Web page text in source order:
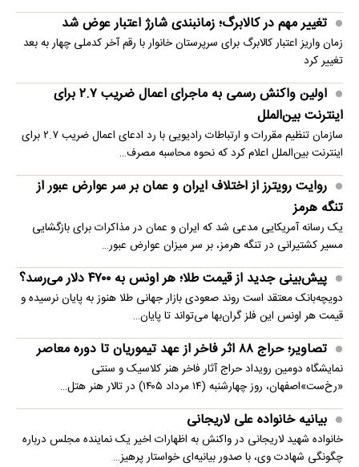
تغییر مهم در کالابرگ؛ زمانبندی‌ شارژ اعتبار عوض شد
زمان واریز اعتبار کالابرگ برای سرپرستان خانوار با رقم آخر کدملی چهار به بعد
تغییر کرد
اولین واکنش رسمی به ماجرای اعمال ضریب ۲.۷ برای
اینترنت بین‌الملل
سازمان تنظیم مقررات و ارتباطات رادیویی با رد ادعای اعمال ضریب ۲.۷ برای
اینترنت بین‌الملل اعلام کرد که نحوه محاسبه مصرف…
روایت رویترز از اختلاف ایران و عمان بر سر عوارض عبور از
تنگه هرمز
یک رسانه آمریکایی مدعی شد که ایران و عمان در مذاکرات برای بازگشایی
مسیر کشتیرانی در تنگه هرمز، بر سر میزان عوارض عبور…
پیش‌بینی جدید از قیمت طلا؛ هر اونس به ۴۷۰۰ دلار می‌رسد؟
دویچه‌بانک معتقد است روند صعودی بازار جهانی طلا هنوز به پایان نرسیده و
قیمت هر اونس این فلز گران‌بها می‌تواند تا پایان…
تصاویر؛ حراج ۸۸ اثر فاخر از عهد تیموریان تا دوره معاصر
نمایشگاه دومین رویداد حراج آثار فاخر هنر کلاسیک و سنتی
«رخ‌ست»اصفهان، روز چهارشنبه (۱۴ مرداد ۱۴۰۵) در تالار هنر هتل…
بیانیه خانواده علی لاریجانی
خانواده شهید لاریجانی در واکنش به اظهارات اخیر یک نماینده مجلس درباره
چگونگی شهادت وی، با صدور بیانیه‌ای خواستار پرهیز…